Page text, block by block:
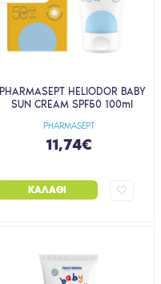
PHARMASEPT
PHARMASEPT HELIODOR BABY
SUN CREAM SPF50 100ml
11,74€
ΚΑΛΆΘΙ